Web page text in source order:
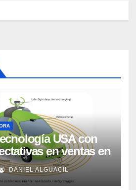
USA con
en ventas en
2 años, según
DANIEL ALGUACIL